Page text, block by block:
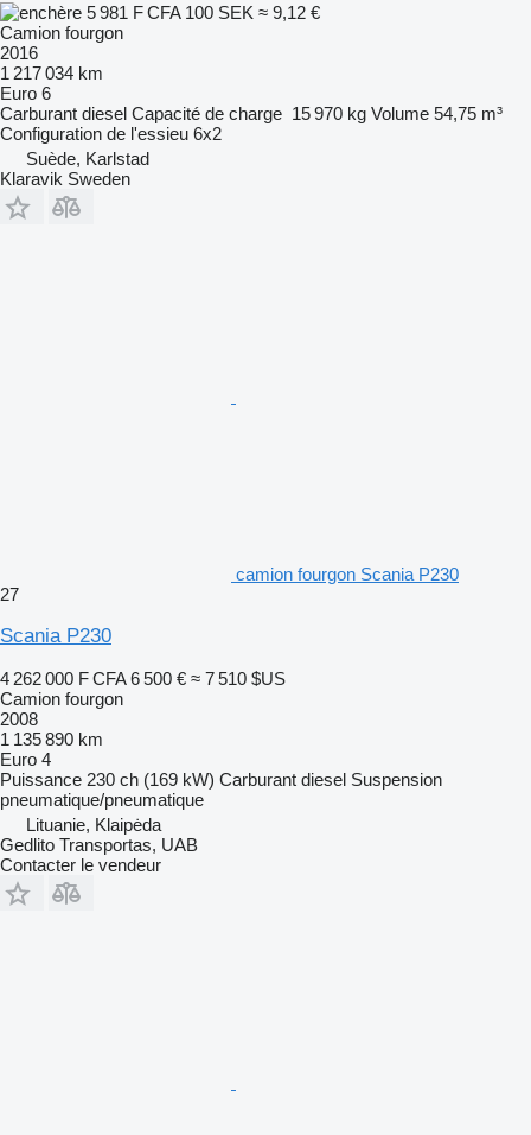
5 981 F CFA 100 SEK ≈ 9,12 €
Camion fourgon
2016
1 217 034 km
Euro 6
Carburant diesel Capacité de charge 15 970 kg Volume 54,75 m³
Configuration de l'essieu 6x2
Suède, Karlstad
Klaravik Sweden
camion fourgon Scania P230
27
Scania P230
4 262 000 F CFA 6 500 € ≈ 7 510 $US
Camion fourgon
2008
1 135 890 km
Euro 4
Puissance 230 ch (169 kW) Carburant diesel Suspension
pneumatique/pneumatique
Lituanie, Klaipėda
Gedlito Transportas, UAB
Contacter le vendeur